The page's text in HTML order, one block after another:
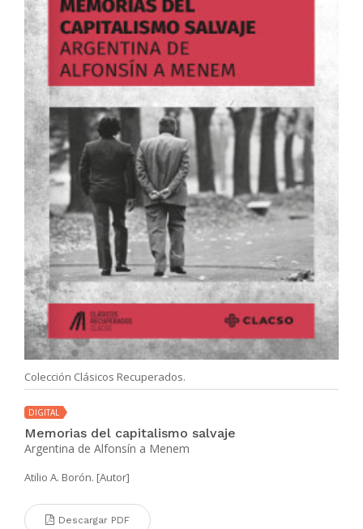
Colección Clásicos Recuperados.
DIGITAL
Memorias del capitalismo salvaje
Argentina de Alfonsín a Menem
Atilio A. Borón. [Autor]
Descargar PDF